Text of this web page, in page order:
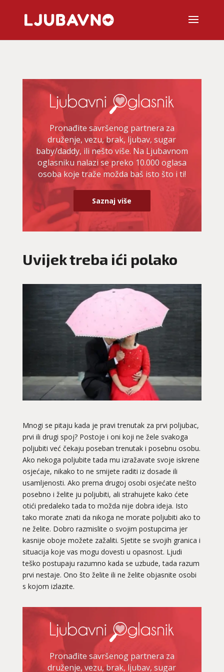
Pronađite savršenog partnera za
druženje, vezu, brak, ljubav, sugar
baby/daddy, ili nešto više. Na Ljubavnom
oglasniku nalazi se preko 10.000 oglasa
osoba koje traže možda baš isto što i ti!
Saznaj više
Uvijek treba ići polako
Mnogi se pitaju kada je pravi trenutak za prvi poljubac,
prvi ili drugi spoj? Postoje i oni koji ne žele svakoga
poljubiti već čekaju poseban trenutak i posebnu osobu.
Ako nekoga poljubite tada mu izražavate svoje iskrene
osjećaje, nikako to ne smijete raditi iz dosade ili
usamljenosti. Ako prema drugoj osobi osjećate nešto
posebno i želite ju poljubiti, ali strahujete kako ćete
otići predaleko tada to možda nije dobra ideja. Isto
tako morate znati da nikoga ne morate poljubiti ako to
ne želite. Dobro razmislite o svojim postupcima jer
kasnije oboje možete zažaliti. Sjetite se svojih granica i
situacija koje vas mogu dovesti u opasnost. Ljudi
teško postupaju razumno kada se uzbude, tada razum
prvi nestaje. Ono što želite ili ne želite objasnite osobi
s kojom izlazite.
Pronađite savršenog partnera za
druženje, vezu, brak, ljubav, sugar
TEHNIKE: prekidi veze, bračni problemi, pomirjenje
Broj tel: 064/600-600
tel:0,93€ - mob:1,12€ min